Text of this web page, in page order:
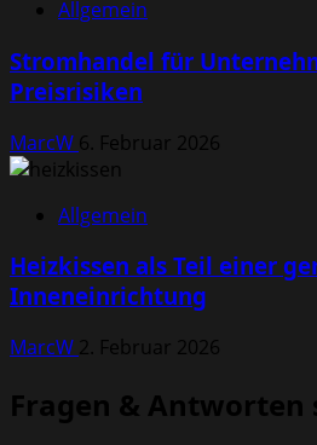
Allgemein
Stromhandel für
Preisrisiken
MarcW 6. Februar 2026
Allgemein
Heizkissen als Teil einer
Inneneinrichtung
MarcW 2. Februar 2026
Fragen & Antworten